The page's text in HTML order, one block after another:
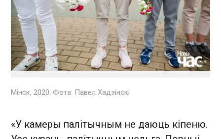
Мінск, 2020. Фота: Павел Хадзінскі
«У камеры палітычным не даюць кіпеню.